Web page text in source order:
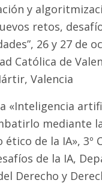
y
retos,
26 y 27 de
Católica de
Valencia
«Inteligencia
mediante
ético de la IA», 3º
de la IA,
Derecho y